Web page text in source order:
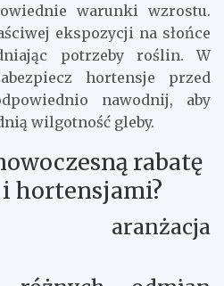
warunki wzrostu.
ekspozycji na słońce
potrzeby roślin. W
hortensje przed
nawodnij, aby
wilgotność gleby.
rabatę
hortensjami?
aranżacja